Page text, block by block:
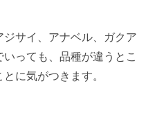
サイ、アナベル、ガクア
っても、品種が違うとこ
に気がつきます。